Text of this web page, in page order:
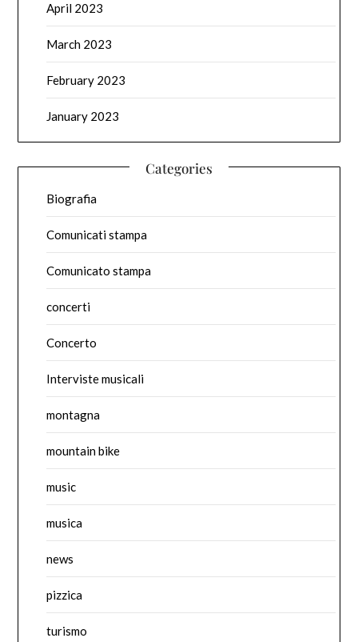
April 2023
March 2023
February 2023
January 2023
Categories
Biografia
Comunicati stampa
Comunicato stampa
concerti
Concerto
Interviste musicali
montagna
mountain bike
music
musica
news
pizzica
turismo